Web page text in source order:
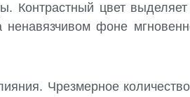
Контрастный цвет
фоне
Чрезмерное